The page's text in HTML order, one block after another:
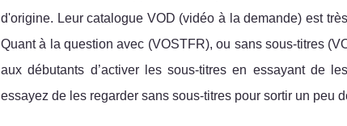
d'origine. Leur catalogue VOD (vidéo à la demande) est
Quant à la question avec (VOSTFR), ou sans sous-titres
aux débutants d’activer les sous-titres en essayant de
essayez de les regarder sans sous-titres pour sortir un peu